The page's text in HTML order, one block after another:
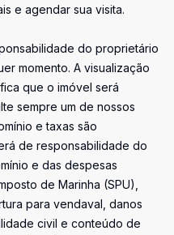
e agendar sua visita.
do proprietário
momento. A visualização
que o imóvel será
sempre um de nossos
e taxas são
de responsabilidade do
e das despesas
de Marinha (SPU),
para vendaval, danos
civil e conteúdo de